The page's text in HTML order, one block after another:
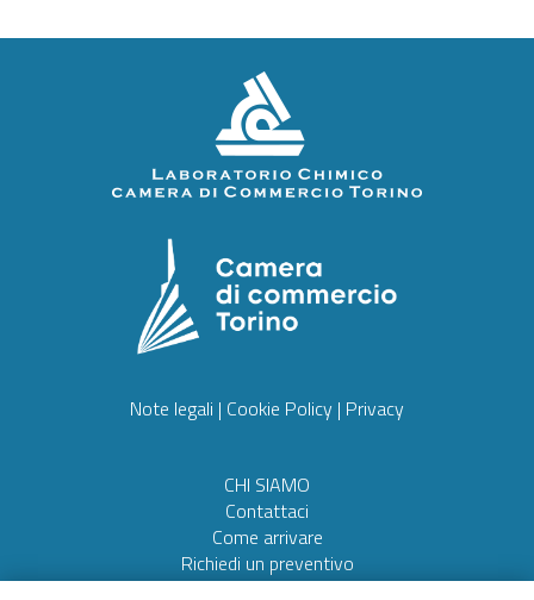
Note legali | Cookie Policy | Privacy
CHI SIAMO
Contattaci
Come arrivare
Richiedi un preventivo